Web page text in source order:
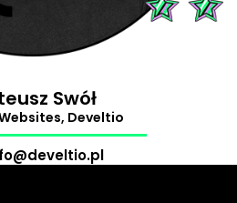
Swół
Develtio